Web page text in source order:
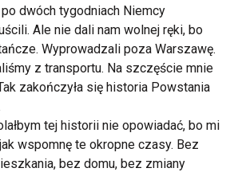
dwóch tygodniach Niemcy
Ale nie dali nam wolnej ręki, bo
Wyprowadzali poza Warszawę.
z transportu. Na szczęście mnie
zakończyła się historia Powstania
tej historii nie opowiadać, bo mi
wspomnę te okropne czasy. Bez
bez domu, bez zmiany